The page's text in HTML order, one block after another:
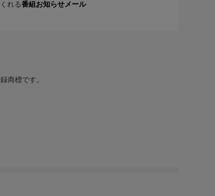
れる番組お知らせメール
商標です。